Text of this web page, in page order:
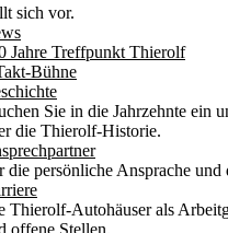
sich vor.
Jahre Treffpunkt Thierolf
Bühne
Sie in die Jahrzehnte ein
die Thierolf-Historie.
die persönliche Ansprache
Thierolf-Autohäuser als
offene Stellen.